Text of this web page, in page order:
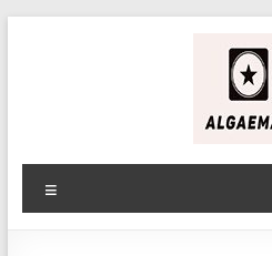
Alga
&
Max